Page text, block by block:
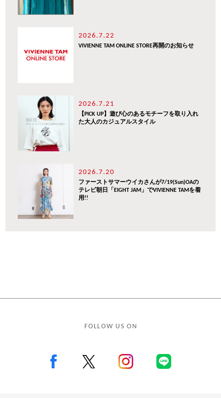
2026.7.22
VIVIENNE TAM ONLINE STORE再開のお知らせ
2026.7.21
【PICK UP】遊び心のあるモチーフを取り入れ
た大人のカジュアルスタイル
2026.7.20
ファーストサマーウイカさんが7/19(Sun)OAの
テレビ朝日「EIGHT JAM」でVIVIENNE TAMを着
用!!
FOLLOW US ON